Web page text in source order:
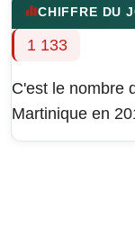
CHIFFRE DU
1 133
C'est le nombre
Martinique en